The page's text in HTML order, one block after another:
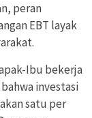
peran
EBT layak
Ibu bekerja
investasi
satu per